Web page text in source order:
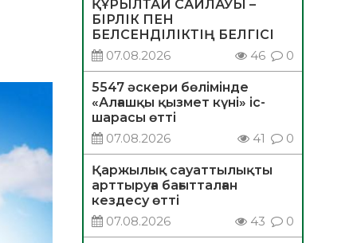
ҚҰРЫЛТАЙ САЙЛАУЫ –
БІРЛІК ПЕН
БЕЛСЕНДІЛІКТІҢ БЕЛГІСІ
07.08.2026
46 0
5547 әскери бөлімінде
«Алғашқы қызмет күні» іс-
шарасы өтті
07.08.2026
41 0
Қаржылық сауаттылықты
арттыруға бағытталған
кездесу өтті
07.08.2026
43 0